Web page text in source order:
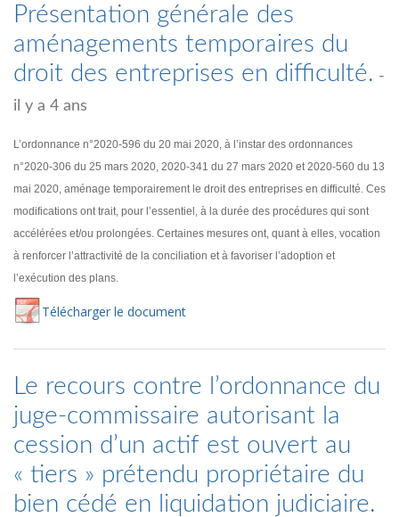
Présentation générale des
aménagements temporaires du
droit des entreprises en difficulté. -
il y a 4 ans
L’ordonnance n°2020-596 du 20 mai 2020, à l’instar des ordonnances
n°2020-306 du 25 mars 2020, 2020-341 du 27 mars 2020 et 2020-560 du 13
mai 2020, aménage temporairement le droit des entreprises en difficulté. Ces
modifications ont trait, pour l’essentiel, à la durée des procédures qui sont
accélérées et/ou prolongées. Certaines mesures ont, quant à elles, vocation
à renforcer l’attractivité de la conciliation et à favoriser l’adoption et
l’exécution des plans.
Télécharger le document
Le recours contre l’ordonnance du
juge-commissaire autorisant la
cession d’un actif est ouvert au
« tiers » prétendu propriétaire du
bien cédé en liquidation judiciaire.